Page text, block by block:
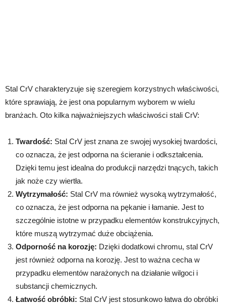
Stal CrV charakteryzuje się szeregiem korzystnych właściwości,
które sprawiają, że jest ona popularnym wyborem w wielu
branżach. Oto kilka najważniejszych właściwości stali CrV:
Twardość: Stal CrV jest znana ze swojej wysokiej twardości,
co oznacza, że jest odporna na ścieranie i odkształcenia.
Dzięki temu jest idealna do produkcji narzędzi tnących, takich
jak noże czy wiertła.
Wytrzymałość: Stal CrV ma również wysoką wytrzymałość,
co oznacza, że jest odporna na pękanie i łamanie. Jest to
szczególnie istotne w przypadku elementów konstrukcyjnych,
które muszą wytrzymać duże obciążenia.
Odporność na korozję: Dzięki dodatkowi chromu, stal CrV
jest również odporna na korozję. Jest to ważna cecha w
przypadku elementów narażonych na działanie wilgoci i
substancji chemicznych.
Łatwość obróbki: Stal CrV jest stosunkowo łatwa do obróbki